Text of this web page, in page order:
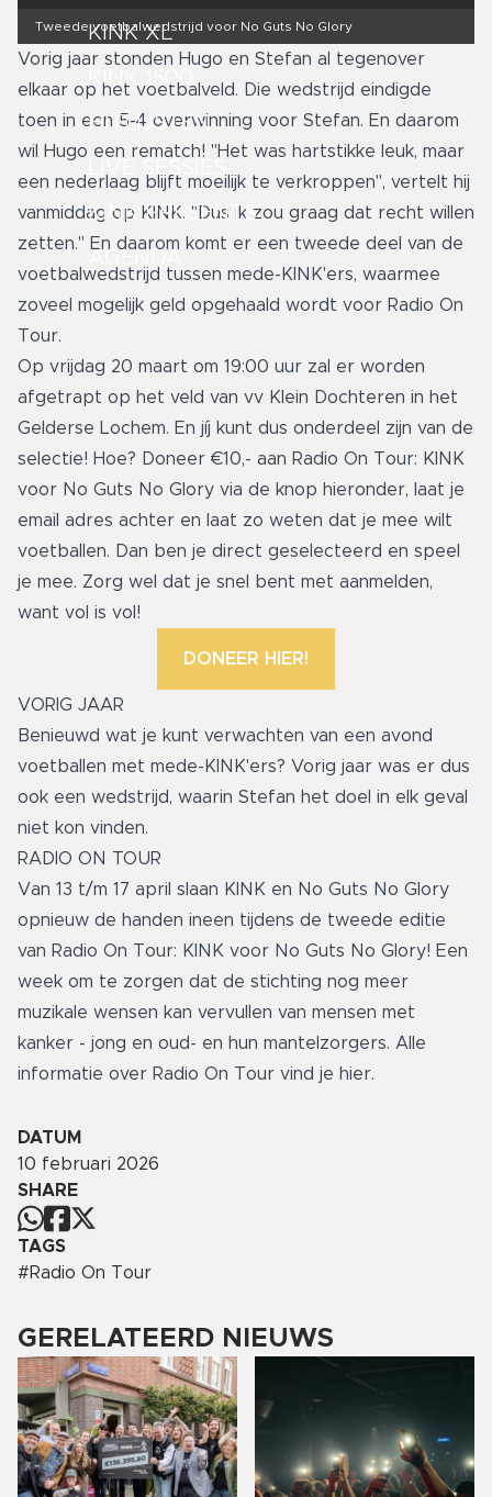
KINK XL
KINK 1500
HITLIJSTEN
KINK PRESENTS
Tweede voetbalwedstrijd voor No Guts No Glory
Vorig jaar stonden Hugo en Stefan al tegenover
elkaar op het voetbalveld. Die wedstrijd eindigde
toen in een 5-4 overwinning voor Stefan. En daarom
wil Hugo een rematch! "Het was hartstikke leuk, maar
een nederlaag blijft moeilijk te verkroppen", vertelt hij
vanmiddag op KINK. "Dus ik zou graag dat recht willen
zetten." En daarom komt er een tweede deel van de
voetbalwedstrijd tussen mede-KINK'ers, waarmee
zoveel mogelijk geld opgehaald wordt voor Radio On
Tour.
Op vrijdag 20 maart om 19:00 uur zal er worden
afgetrapt op het veld van vv Klein Dochteren in het
Gelderse Lochem. En jíj kunt dus onderdeel zijn van de
selectie! Hoe? Doneer €10,- aan Radio On Tour: KINK
voor No Guts No Glory via de knop hieronder, laat je
email adres achter en laat zo weten dat je mee wilt
voetballen. Dan ben je direct geselecteerd en speel
je mee. Zorg wel dat je snel bent met aanmelden,
want vol is vol!
DONEER HIER!
VORIG JAAR
Benieuwd wat je kunt verwachten van een avond
voetballen met mede-KINK'ers? Vorig jaar was er dus
ook een wedstrijd, waarin Stefan het doel in elk geval
niet kon vinden.
RADIO ON TOUR
Van 13 t/m 17 april slaan KINK en No Guts No Glory
opnieuw de handen ineen tijdens de tweede editie
van Radio On Tour: KINK voor No Guts No Glory! Een
week om te zorgen dat de stichting nog meer
muzikale wensen kan vervullen van mensen met
kanker - jong en oud- en hun mantelzorgers. Alle
informatie over Radio On Tour vind je hier.
DATUM
10 februari 2026
SHARE
TAGS
#Radio On Tour
GERELATEERD NIEUWS